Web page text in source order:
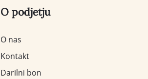
O podjetju
O nas
Kontakt
Darilni bon